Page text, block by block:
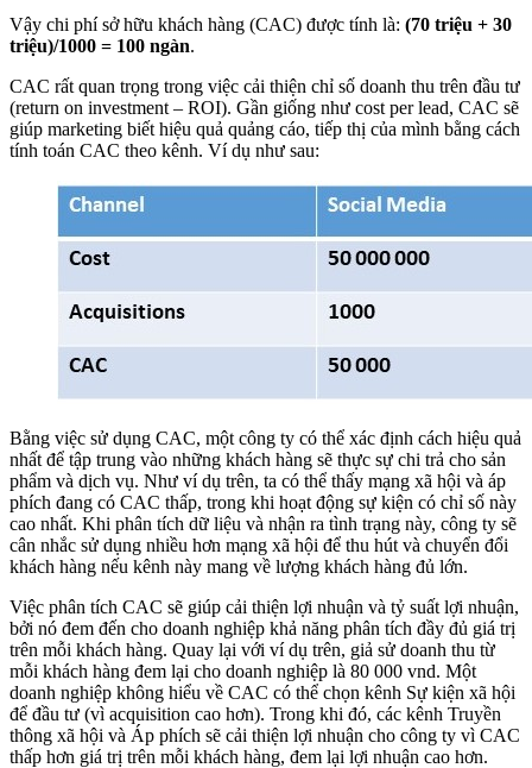
Vậy chi phí sở hữu khách hàng (CAC) được tính là: (70 triệu + 30
triệu)/1000 = 100 ngàn.
CAC rất quan trọng trong việc cải thiện chỉ số doanh thu trên đầu tư
(return on investment – ROI). Gần giống như cost per lead, CAC sẽ
giúp marketing biết hiệu quả quảng cáo, tiếp thị của mình bằng cách
tính toán CAC theo kênh. Ví dụ như sau:
Bằng việc sử dụng CAC, một công ty có thể xác định cách hiệu quả
nhất để tập trung vào những khách hàng sẽ thực sự chi trả cho sản
phẩm và dịch vụ. Như ví dụ trên, ta có thể thấy mạng xã hội và áp
phích đang có CAC thấp, trong khi hoạt động sự kiện có chỉ số này
cao nhất. Khi phân tích dữ liệu và nhận ra tình trạng này, công ty sẽ
cân nhắc sử dụng nhiều hơn mạng xã hội để thu hút và chuyển đổi
khách hàng nếu kênh này mang về lượng khách hàng đủ lớn.
Việc phân tích CAC sẽ giúp cải thiện lợi nhuận và tỷ suất lợi nhuận,
bởi nó đem đến cho doanh nghiệp khả năng phân tích đầy đủ giá trị
trên mỗi khách hàng. Quay lại với ví dụ trên, giả sử doanh thu từ
mỗi khách hàng đem lại cho doanh nghiệp là 80 000 vnd. Một
doanh nghiệp không hiểu về CAC có thể chọn kênh Sự kiện xã hội
để đầu tư (vì acquisition cao hơn). Trong khi đó, các kênh Truyền
thông xã hội và Áp phích sẽ cải thiện lợi nhuận cho công ty vì CAC
thấp hơn giá trị trên mỗi khách hàng, đem lại lợi nhuận cao hơn.